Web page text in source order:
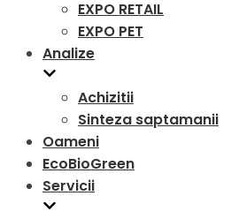
EXPO RETAIL
EXPO PET
Analize
Achizitii
Sinteza saptamanii
Oameni
EcoBioGreen
Servicii